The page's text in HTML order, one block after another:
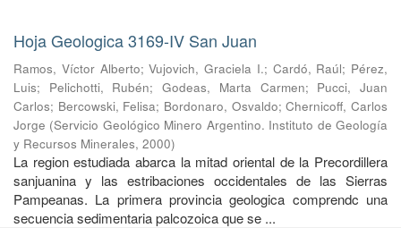
Hoja Geologica 3169-IV San Juan
Ramos, Víctor Alberto;Vujovich, Graciela I.; Cardó, Raúl; Pérez,
Luis; Pelichotti, Rubén;Godeas, Marta Carmen; Pucci, Juan
Carlos; Bercowski, Felisa; Bordonaro, Osvaldo;Chernicoff, Carlos
Jorge (Servicio Geológico Minero Argentino. Instituto de Geología
y Recursos Minerales, 2000)
La region estudiada abarca la mitad oriental de la Precordillera
sanjuanina y las estribaciones occidentales de las Sierras
Pampeanas. La primera provincia geologica comprendc una
secuencia sedimentaria palcozoica que se ...